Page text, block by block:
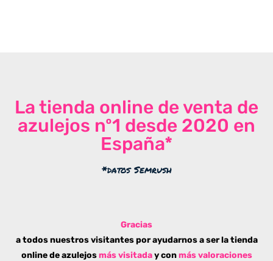
La tienda online de venta de
azulejos nº1 desde 2020 en
España*
*datos Semrush
Gracias
a todos nuestros visitantes por ayudarnos a ser la tienda
online de azulejos más visitaday conmás valoraciones